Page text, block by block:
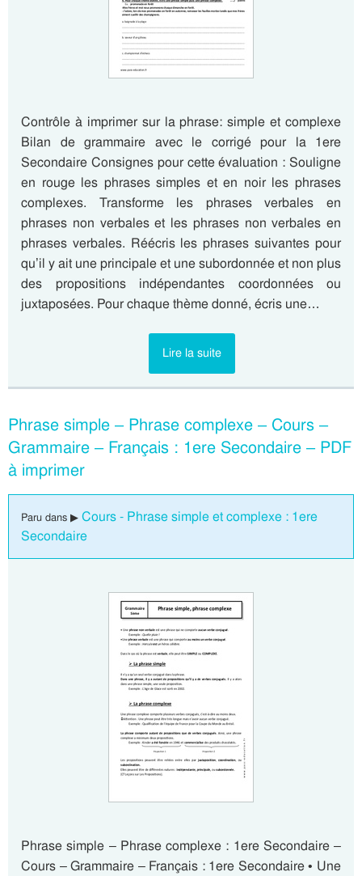
Contrôle à imprimer sur la phrase: simple et complexe
Bilan de grammaire avec le corrigé pour la 1ere
Secondaire Consignes pour cette évaluation : Souligne
en rouge les phrases simples et en noir les phrases
complexes. Transforme les phrases verbales en
phrases non verbales et les phrases non verbales en
phrases verbales. Réécris les phrases suivantes pour
qu’il y ait une principale et une subordonnée et non plus
des propositions indépendantes coordonnées ou
juxtaposées. Pour chaque thème donné, écris une…
Lire la suite
Phrase simple – Phrase complexe – Cours –
Grammaire – Français : 1ere Secondaire – PDF
à imprimer
Paru dans ▶ Cours - Phrase simple et complexe : 1ere
Secondaire
Phrase simple – Phrase complexe : 1ere Secondaire –
Cours – Grammaire – Français : 1ere Secondaire • Une